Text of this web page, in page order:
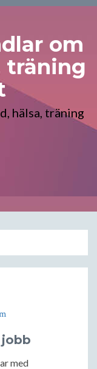
om
träning
hälsa, träning
med